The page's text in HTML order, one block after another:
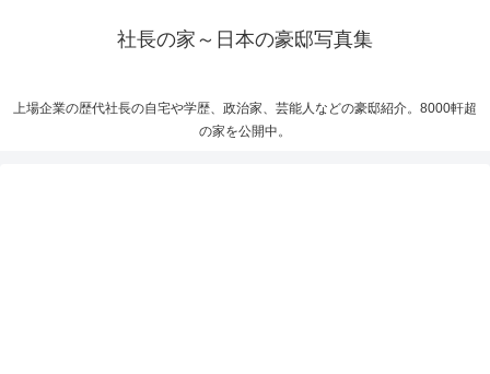
社長の家～日本の豪邸写真集
上場企業の歴代社長の自宅や学歴、政治家、芸能人などの豪邸紹介。8000軒超
の家を公開中。